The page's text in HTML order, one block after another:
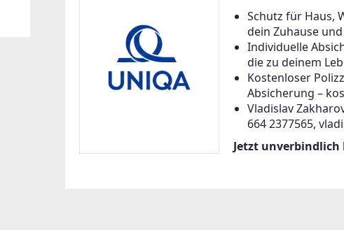
Schutz für Haus,
dein Zuhause
Individuelle
die zu deinem
Kostenloser
Absicherung –
Vladislav
664 2377565,
Jetzt unverbindlich